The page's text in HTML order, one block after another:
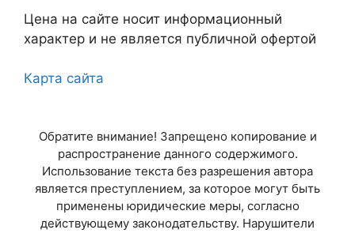
Самара
Ростов-на-Дону
Уфа
Красноярск
Цена на сайте носит информационный
характер и не является публичной офертой
Карта сайта
Обратите внимание! Запрещено копирование и
распространение данного содержимого.
Использование текста без разрешения автора
является преступлением, за которое могут быть
применены юридические меры, согласно
действующему законодательству. Нарушители